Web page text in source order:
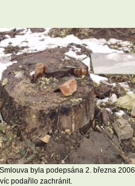
byla podepsána 2. března 2006.
podařilo zachránit.